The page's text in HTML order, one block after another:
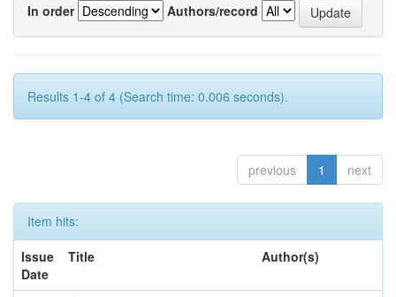
In order
Authors/record
Results 1-4 of 4 (Search time: 0.006 seconds).
previous 1 next
Item hits:
Issue
Date
Title Author(s)